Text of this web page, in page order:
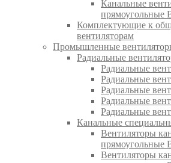
Канальные
Комплектующие к
вентиляторам
Промышленные
Радиальные
Радиальные
Радиальные
Радиальные
Радиальные
Радиальные
Канальные
Вентиляторы
Вентиляторы